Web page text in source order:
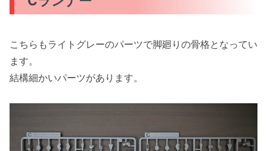
こちらもライトグレーのパーツで脚廻りの骨格となってい
ます。
結構細かいパーツがあります。